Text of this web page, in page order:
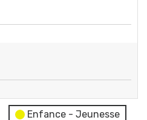
Enfance - Jeunesse